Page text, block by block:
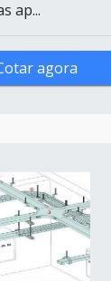
ap...
agora